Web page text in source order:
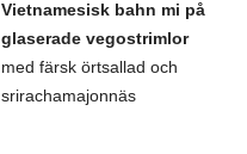
Vietnamesisk bahn mi på
glaserade vegostrimlor
med färsk örtsallad och
srirachamajonnäs